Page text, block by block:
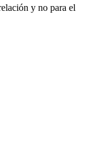
y no para el